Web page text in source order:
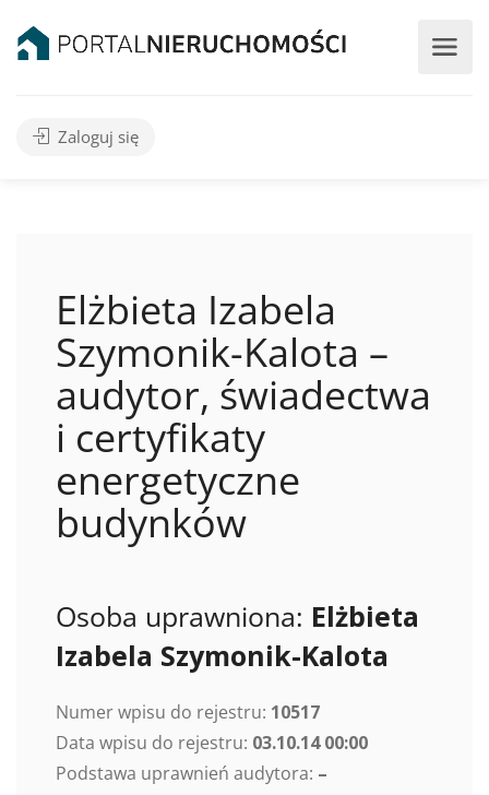
Zaloguj się
Elżbieta Izabela
Szymonik-Kalota –
audytor, świadectwa
i certyfikaty
energetyczne
budynków
Osoba uprawniona: Elżbieta
Izabela Szymonik-Kalota
Numer wpisu do rejestru: 10517
Data wpisu do rejestru: 03.10.14 00:00
Podstawa uprawnień audytora: –